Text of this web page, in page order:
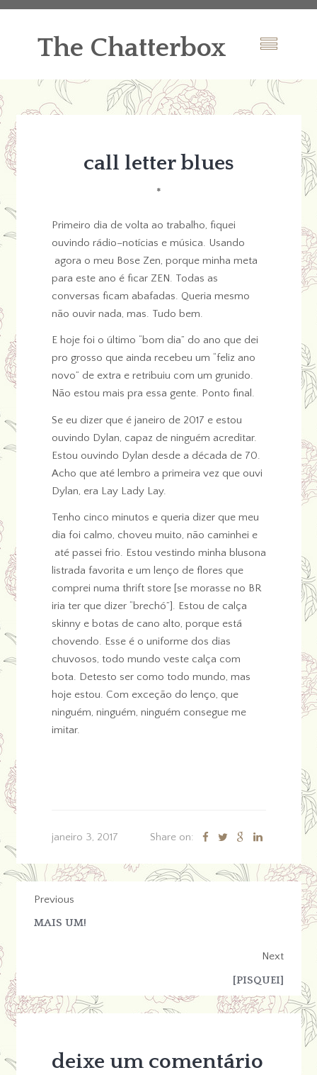
The Chatterbox
call letter blues
*
Primeiro dia de volta ao trabalho, fiquei
ouvindo rádio–notícias e música. Usando
agora o meu Bose Zen, porque minha meta
para este ano é ficar ZEN. Todas as
conversas ficam abafadas. Queria mesmo
não ouvir nada, mas. Tudo bem.
E hoje foi o último “bom dia” do ano que dei
pro grosso que ainda recebeu um “feliz ano
novo” de extra e retribuiu com um grunido.
Não estou mais pra essa gente. Ponto final.
Se eu dizer que é janeiro de 2017 e estou
ouvindo Dylan, capaz de ninguém acreditar.
Estou ouvindo Dylan desde a década de 70.
Acho que até lembro a primeira vez que ouvi
Dylan, era Lay Lady Lay.
Tenho cinco minutos e queria dizer que meu
dia foi calmo, choveu muito, não caminhei e
até passei frio. Estou vestindo minha blusona
listrada favorita e um lenço de flores que
comprei numa thrift store [se morasse no BR
iria ter que dizer “brechó”]. Estou de calça
skinny e botas de cano alto, porque está
chovendo. Esse é o uniforme dos dias
chuvosos, todo mundo veste calça com
bota. Detesto ser como todo mundo, mas
hoje estou. Com exceção do lenço, que
ninguém, ninguém, ninguém consegue me
imitar.
janeiro 3, 2017 Share on:
Previous
MAIS UM!
Next
[PISQUEI]
deixe um comentário